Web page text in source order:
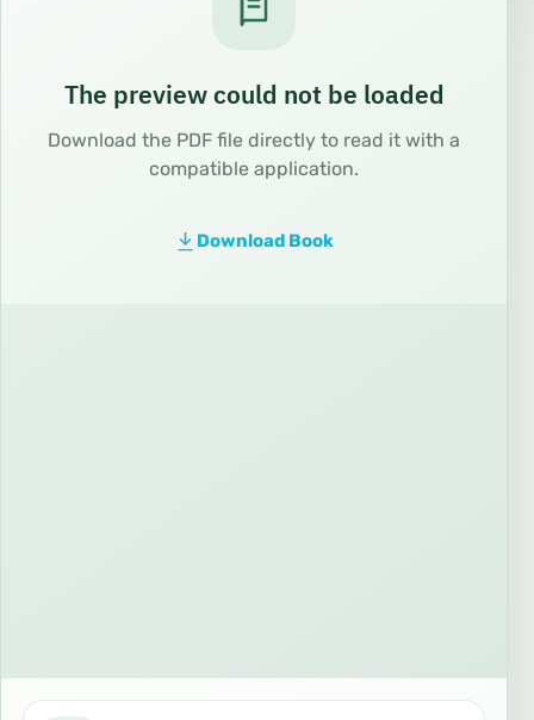
The preview could not be loaded
Download the PDF file directly to read it with a
compatible application.
Download Book